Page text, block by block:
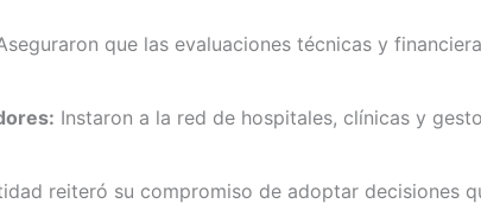
que las evaluaciones técnicas y
Instaron a la red de hospitales, clínicas y
reiteró su compromiso de adoptar decisiones